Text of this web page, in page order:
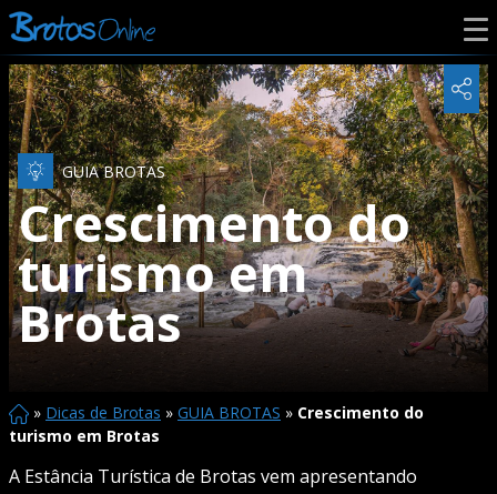
GUIA BROTAS
Crescimento do
turismo em
Brotas
» Dicas de Brotas » GUIA BROTAS » Crescimento do
turismo em Brotas
A Estância Turística de Brotas vem apresentando